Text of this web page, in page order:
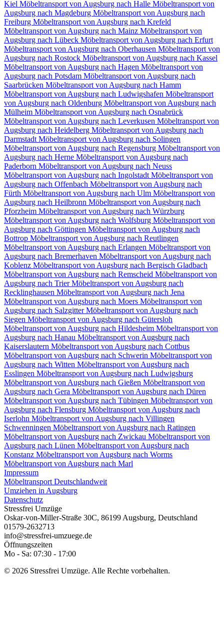
Kiel Möbeltransport von Augsburg nach Halle Möbeltransport von
Augsburg nach Magdeburg Möbeltransport von Augsburg nach
Freiburg Möbeltransport von Augsburg nach Krefeld
Möbeltransport von Augsburg nach Mainz Möbeltransport von
Augsburg nach Lübeck Möbeltransport von Augsburg nach Erfurt
Möbeltransport von Augsburg nach Oberhausen Möbeltransport von
Augsburg nach Rostock Möbeltransport von Augsburg nach Kassel
Möbeltransport von Augsburg nach Hagen Möbeltransport von
Augsburg nach Potsdam Möbeltransport von Augsburg nach
Saarbrücken Möbeltransport von Augsburg nach Hamm
Möbeltransport von Augsburg nach Ludwigshafen Möbeltransport
von Augsburg nach Oldenburg Möbeltransport von Augsburg nach
Mülheim Möbeltransport von Augsburg nach Osnabrück
Möbeltransport von Augsburg nach Leverkusen Möbeltransport von
Augsburg nach Heidelberg Möbeltransport von Augsburg nach
Darmstadt Möbeltransport von Augsburg nach Solingen
Möbeltransport von Augsburg nach Regensburg Möbeltransport von
Augsburg nach Herne Möbeltransport von Augsburg nach
Paderborn Möbeltransport von Augsburg nach Neuss
Möbeltransport von Augsburg nach Ingolstadt Möbeltransport von
Augsburg nach Offenbach Möbeltransport von Augsburg nach
Fürth Möbeltransport von Augsburg nach Ulm Möbeltransport von
Augsburg nach Heilbronn Möbeltransport von Augsburg nach
Pforzheim Möbeltransport von Augsburg nach Würzburg
Möbeltransport von Augsburg nach Wolfsburg Möbeltransport von
Augsburg nach Göttingen Möbeltransport von Augsburg nach
Bottrop Möbeltransport von Augsburg nach Reutlingen
Möbeltransport von Augsburg nach Erlangen Möbeltransport von
Augsburg nach Bremerhaven Möbeltransport von Augsburg nach
Koblenz Möbeltransport von Augsburg nach Bergisch Gladbach
Möbeltransport von Augsburg nach Remscheid Möbeltransport von
Augsburg nach TrierMöbeltransport von Augsburg nach
Recklinghausen Möbeltransport von Augsburg nach Jena
Möbeltransport von Augsburg nach Moers Möbeltransport von
Augsburg nach SalzgitterMöbeltransport von Augsburg nach
Siegen Möbeltransport von Augsburg nach Gütersloh
Möbeltransport von Augsburg nach Hildesheim Möbeltransport von
Augsburg nach Hanau Möbeltransport von Augsburg nach
Kaiserslautern Möbeltransport von Augsburg nach Cottbus
Möbeltransport von Augsburg nach Schwerin Möbeltransport von
Augsburg nach Witten Möbeltransport von Augsburg nach
Esslingen Möbeltransport von Augsburg nach Ludwigsburg
Möbeltransport von Augsburg nach Gießen Möbeltransport von
Augsburg nach Gera Möbeltransport von Augsburg nach Düren
Möbeltransport von Augsburg nach Tübingen Möbeltransport von
Augsburg nach Flensburg Möbeltransport von Augsburg nach
Iserlohn Möbeltransport von Augsburg nach Villingen
Schwenningen⁠ Möbeltransport von Augsburg nach Ratingen
Möbeltransport von Augsburg nach Zwickau Möbeltransport von
Augsburg nach Lünen Möbeltransport von Augsburg nach
Konstanz Möbeltransport von Augsburg nach Worms
Möbeltransport von Augsburg nach Marl
Impressum
Möbeltransport Deutschlandweit
Umziehen in Augsburg
Datenschutz
Stressfrei Umzüge
Oskar-von-Miller-Straße 30C, 86199 Augsburg, Deutschland
01579-2632713
info@stressfrei-umzuege.de
Öffnungszeiten
Mo - Sa: 07:30 - 17:00
© 2026 Stressfrei Umzüge. Alle Rechte vorbehalten.